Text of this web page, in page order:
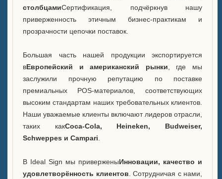
столбцамиСертификация, подчёркнув нашу
приверженность этичным бизнес-практикам и
прозрачности цепочки поставок.
Большая часть нашей продукции экспортируется
вЕвропейский и американский рынки , где мы
заслужили прочную репутацию по поставке
премиальных POS-материалов, соответствующих
высоким стандартам наших требовательных клиентов.
Наши уважаемые клиенты включают лидеров отрасли,
таких какCoca-Cola, Heineken, Budweiser,
Schweppes и Campari
В Ideal Sign мы приверженыИнновации, качество и
удовлетворённость клиентов . Сотрудничая с нами,